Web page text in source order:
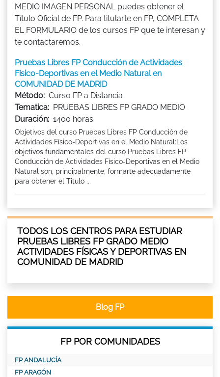
MEDIO IMAGEN PERSONAL puedes obtener el
Título Oficial de FP. Para titularte en FP, COMPLETA
EL FORMULARIO de los cursos FP que te interesan y
te contactaremos.
Pruebas Libres FP Conducción de Actividades
Físico-Deportivas en el Medio Natural en
COMUNIDAD DE MADRID
Método: Curso FP a Distancia
Tematica: PRUEBAS LIBRES FP GRADO MEDIO
Duración: 1400 horas
Objetivos del curso Pruebas Libres FP Conducción de
Actividades Físico-Deportivas en el Medio Natural:Los
objetivos fundamentales del curso Pruebas Libres FP
Conducción de Actividades Físico-Deportivas en el Medio
Natural son, principalmente, formarte adecuadamente
para obtener el Titulo ...
TODOS LOS CENTROS PARA ESTUDIAR
PRUEBAS LIBRES FP GRADO MEDIO
ACTIVIDADES FÍSICAS Y DEPORTIVAS EN
COMUNIDAD DE MADRID
Blog FP
FP POR COMUNIDADES
FP ANDALUCÍA
FP ARAGÓN